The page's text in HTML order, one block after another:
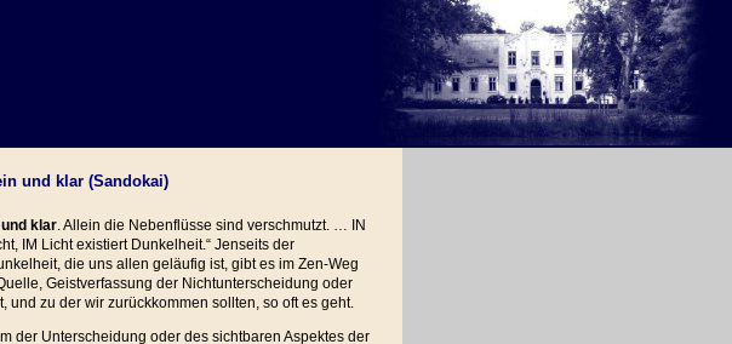
und klar (Sandokai)
klar. Allein die Nebenflüsse sind verschmutzt. … IN
IM Licht existiert Dunkelheit.“ Jenseits der
die uns allen geläufig ist, gibt es im Zen-Weg
Geistverfassung der Nichtunterscheidung oder
und zu der wir zurückkommen sollten, so oft es geht.
der Unterscheidung oder des sichtbaren Aspektes der